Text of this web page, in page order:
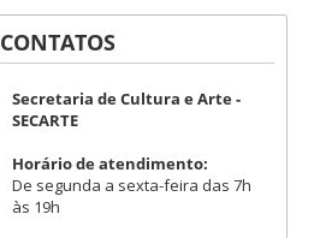
CONTATOS
Secretaria de Cultura e Arte -
SECARTE
Horário de atendimento:
De segunda a sexta-feira das 7h
às 19h